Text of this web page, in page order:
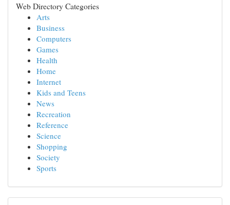
Web Directory Categories
Arts
Business
Computers
Games
Health
Home
Internet
Kids and Teens
News
Recreation
Reference
Science
Shopping
Society
Sports